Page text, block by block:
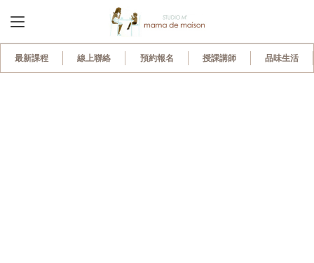
最新課程 線上聯絡 預約報名 授課講師 品味生活